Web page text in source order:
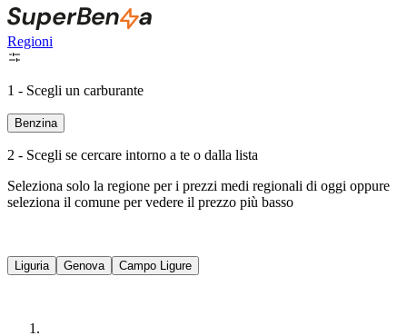
Regioni
1 - Scegli un carburante
Benzina
2 - Scegli se cercare intorno a te o dalla lista
Seleziona solo la regione per i prezzi medi regionali di oggi oppure
seleziona il comune per vedere il prezzo più basso
Liguria Genova Campo Ligure